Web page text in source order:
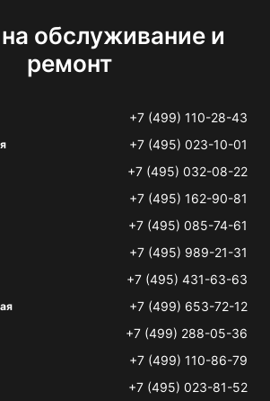
обслуживание и
ремонт
+7 (499) 110-28-43
+7 (495) 023-10-01
+7 (495) 032-08-22
+7 (495) 162-90-81
+7 (495) 085-74-61
+7 (495) 989-21-31
+7 (495) 431-63-63
+7 (499) 653-72-12
+7 (499) 288-05-36
+7 (499) 110-86-79
+7 (495) 023-81-52